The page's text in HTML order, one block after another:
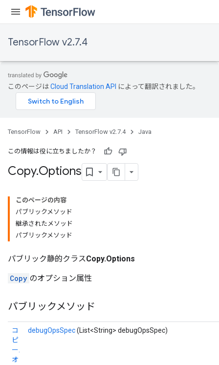
TensorFlow v2.7.4
このページはCloud Translation API によって翻訳されました。
TensorFlow API TensorFlow v2.7.4 Java
この情報は役に立ちましたか？
Copy.Options
このページの内容
パブリックメソッド
継承されたメソッド
パブリックメソッド
パブリック静的クラスCopy.Options
Copy のオプション属性
パブリックメソッド
コ
ピ
ー.
オ
debugOpsSpec(List<String> debugOpsSpec)